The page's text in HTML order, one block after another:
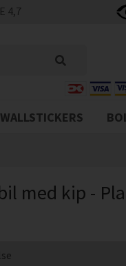
4,7
WALLSTICKERS
med kip -